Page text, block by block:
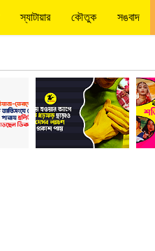
স্যাটায়ার কৌতুক সঙবাদ